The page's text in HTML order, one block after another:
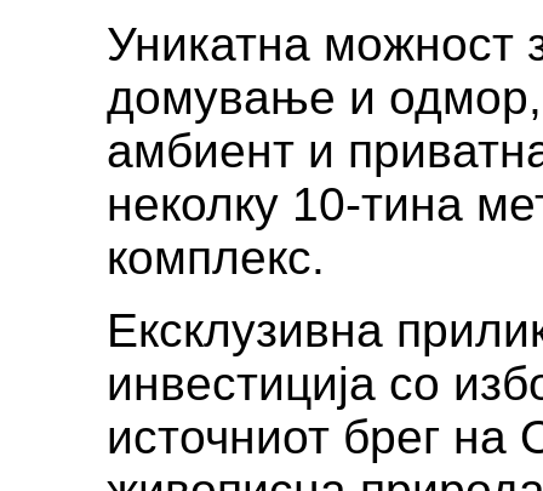
Уникатна можност
домување и
амбиент и
неколку 10-тина
комплекс.
Ексклузивна
инвестиција со
источниот брег